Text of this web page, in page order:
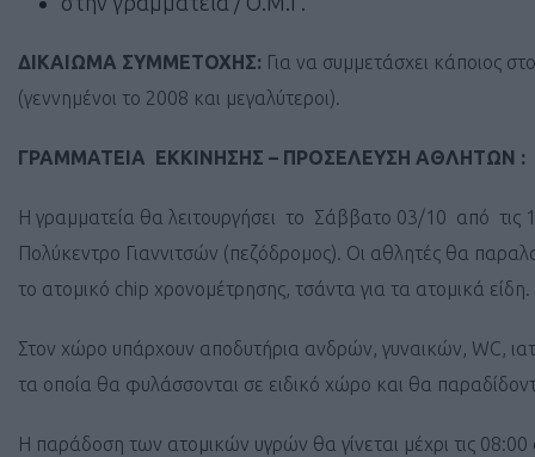
ΔΙΚΑΙΩΜΑ ΣΥΜΜΕΤΟΧΗΣ: Για να συμμετάσχει κάποιος
(γεννημένοι το 2008 και μεγαλύτεροι).
ΓΡΑΜΜΑΤΕΙΑ ΕΚΚΙΝΗΣΗΣ – ΠΡΟΣΕΛΕΥΣΗ ΑΘΛΗΤΩΝ :
Η γραμματεία θα λειτουργήσει το Σάββατο 03/10 από τις
Πολύκεντρο Γιαννιτσών (πεζόδρομος). Οι αθλητές θα
το ατομικό chip χρονομέτρησης, τσάντα για τα ατομικά είδη.
Στον χώρο υπάρχουν αποδυτήρια ανδρών, γυναικών, WC,
τα οποία θα φυλάσσονται σε ειδικό χώρο και θα
Η παράδοση των ατομικών υγρών θα γίνεται μέχρι τις 08:00